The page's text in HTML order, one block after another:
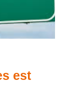
est